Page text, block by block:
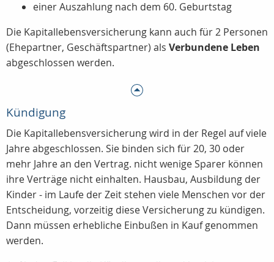
einer Auszahlung nach dem 60. Geburtstag
Die Kapitallebensversicherung kann auch für 2 Personen
(Ehepartner, Geschäftspartner) als Verbundene Leben
abgeschlossen werden.
Kündigung
Die Kapitallebensversicherung wird in der Regel auf viele
Jahre abgeschlossen. Sie binden sich für 20, 30 oder
mehr Jahre an den Vertrag. nicht wenige Sparer können
ihre Verträge nicht einhalten. Hausbau, Ausbildung der
Kinder - im Laufe der Zeit stehen viele Menschen vor der
Entscheidung, vorzeitig diese Versicherung zu kündigen.
Dann müssen erhebliche Einbußen in Kauf genommen
werden.